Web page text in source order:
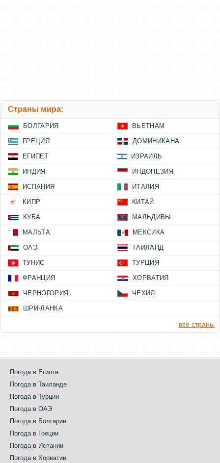
Страны мира:
БОЛГАРИЯ ВЬЕТНАМ
ГРЕЦИЯ ДОМИНИКАНА
ЕГИПЕТ ИЗРАИЛЬ
ИНДИЯ ИНДОНЕЗИЯ
ИСПАНИЯ ИТАЛИЯ
КИПР КИТАЙ
КУБА МАЛЬДИВЫ
МАЛЬТА МЕКСИКА
ОАЭ ТАИЛАНД
ТУНИС ТУРЦИЯ
ФРАНЦИЯ ХОРВАТИЯ
ЧЕРНОГОРИЯ ЧЕХИЯ
ШРИ-ЛАНКА
все страны
Погода в Египте
Погода в Таиланде
Погода в Турции
Погода в ОАЭ
Погода в Болгарии
Погода в Греции
Погода в Испании
Погода в Хорватии